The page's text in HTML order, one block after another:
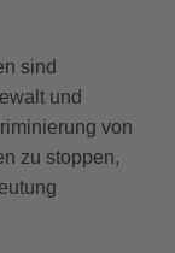
sind
und
von
zu stoppen,